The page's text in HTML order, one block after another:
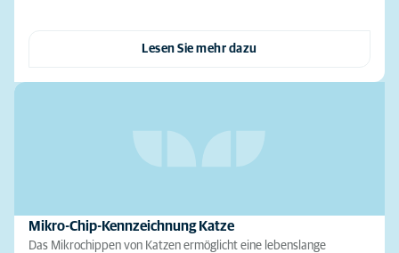
Lesen Sie mehr dazu
Mikro-Chip-Kennzeichnung Katze
Das Mikrochippen von Katzen ermöglicht eine lebenslange